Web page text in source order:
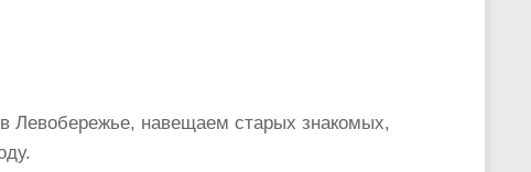
Левобережье, навещаем старых знакомых,